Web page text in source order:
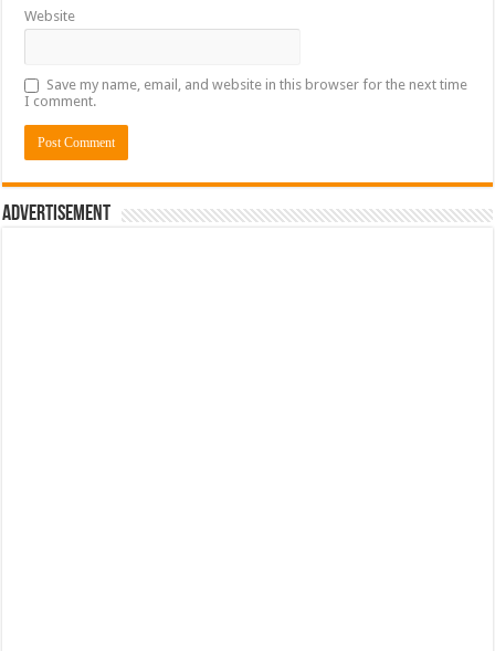
Website
Save my name, email, and website in this browser for the next time
I comment.
Advertisement